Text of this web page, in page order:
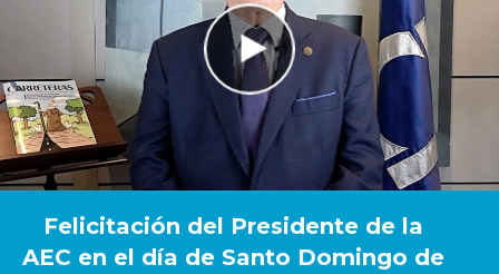
Felicitación del Presidente de la
AEC en el día de Santo Domingo de